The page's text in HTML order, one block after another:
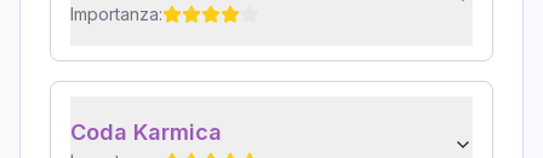
Importanza:
Coda Karmica